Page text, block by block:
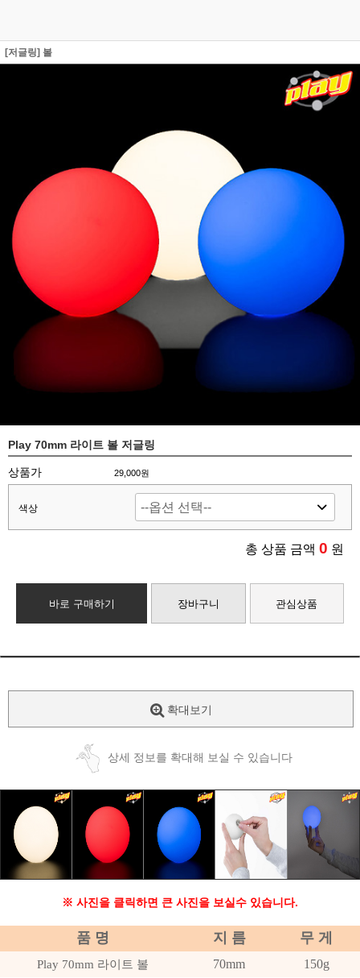
[저글링] 볼
Play 70mm 라이트 볼 저글링
상품가 29,000원
색상
총 상품 금액 0 원
바로 구매하기 장바구니 관심상품
확대보기
상세 정보를 확대해 보실 수 있습니다
※ 사진을 클릭하면 큰 사진을 보실수 있습니다.
품 명 지 름 무 게
Play 70mm 라이트 볼 70mm 150g